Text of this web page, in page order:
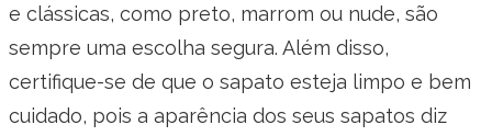
e clássicas, como preto, marrom ou nude, são
sempre uma escolha segura. Além disso,
certifique-se de que o sapato esteja limpo e bem
cuidado, pois a aparência dos seus sapatos diz